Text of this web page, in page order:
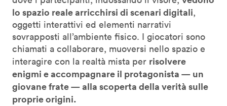
lo spazio reale arricchirsi di scenari digitali,
oggetti interattivi ed elementi narrativi
sovrapposti all’ambiente fisico. I giocatori sono
chiamati a collaborare, muoversi nello spazio e
interagire con la realtà mista per risolvere
enigmi e accompagnare il protagonista — un
giovane frate — alla scoperta della verità sulle
proprie origini.